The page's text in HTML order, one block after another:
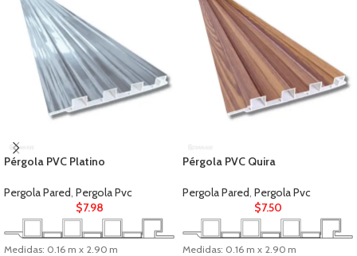
Pérgola PVC Platino
Pergola Pared, Pergola Pvc
$7.98
Medidas: 0.16 m x 2.90 m
Pérgola PVC Quira
Pergola Pared, Pergola Pvc
$7.50
Medidas: 0.16 m x 2.90 m